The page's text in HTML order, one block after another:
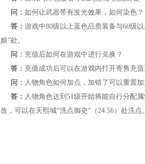
问： 如何让武器带有发光效果，如何染色？
答： 游戏中80级以上蓝色品质装备与60级
娘”处。
问： 充值后如何在游戏中进行兑换？
答： 充值成功后可以在游戏内打开寄售充
问： 人物角色如何加点，加错了可以重置加
答： 人物角色达到 51级开始将能自行分配
改，可以在天熙城“洗点御史”（24.56）处洗点。